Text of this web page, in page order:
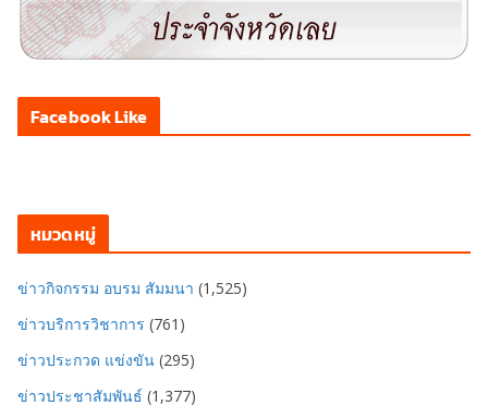
Facebook Like
หมวดหมู่
ข่าวกิจกรรม อบรม สัมมนา (1,525)
ข่าวบริการวิชาการ (761)
ข่าวประกวด แข่งขัน (295)
ข่าวประชาสัมพันธ์ (1,377)